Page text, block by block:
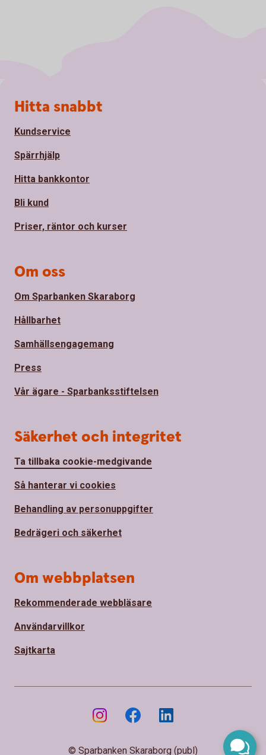
Sidfot
Hitta snabbt
Kundservice
Spärrhjälp
Hitta bankkontor
Bli kund
Priser, räntor och kurser
Om oss
Om Sparbanken Skaraborg
Hållbarhet
Samhällsengagemang
Press
Vår ägare - Sparbanksstiftelsen
Säkerhet och integritet
Ta tillbaka cookie-medgivande
Så hanterar vi cookies
Behandling av personuppgifter
Bedrägeri och säkerhet
Om webbplatsen
Rekommenderade webbläsare
Användarvillkor
Sajtkarta
© Sparbanken Skaraborg (publ)